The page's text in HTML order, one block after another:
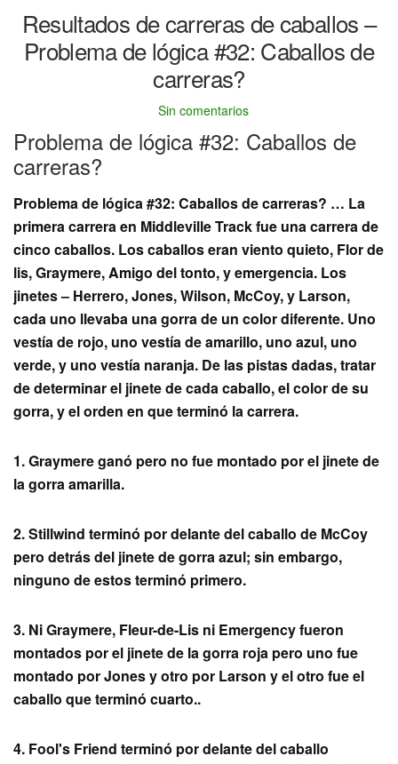
Resultados de carreras de caballos –
Problema de lógica #32: Caballos de
carreras?
Sin comentarios
Problema de lógica #32: Caballos de
carreras?
Problema de lógica #32: Caballos de carreras? … La
primera carrera en Middleville Track fue una carrera de
cinco caballos. Los caballos eran viento quieto, Flor de
lis, Graymere, Amigo del tonto, y emergencia. Los
jinetes – Herrero, Jones, Wilson, McCoy, y Larson,
cada uno llevaba una gorra de un color diferente. Uno
vestía de rojo, uno vestía de amarillo, uno azul, uno
verde, y uno vestía naranja. De las pistas dadas, tratar
de determinar el jinete de cada caballo, el color de su
gorra, y el orden en que terminó la carrera.
1. Graymere ganó pero no fue montado por el jinete de
la gorra amarilla.
2. Stillwind terminó por delante del caballo de McCoy
pero detrás del jinete de gorra azul; sin embargo,
ninguno de estos terminó primero.
3. Ni Graymere, Fleur-de-Lis ni Emergency fueron
montados por el jinete de la gorra roja pero uno fue
montado por Jones y otro por Larson y el otro fue el
caballo que terminó cuarto..
4. Fool's Friend terminó por delante del caballo